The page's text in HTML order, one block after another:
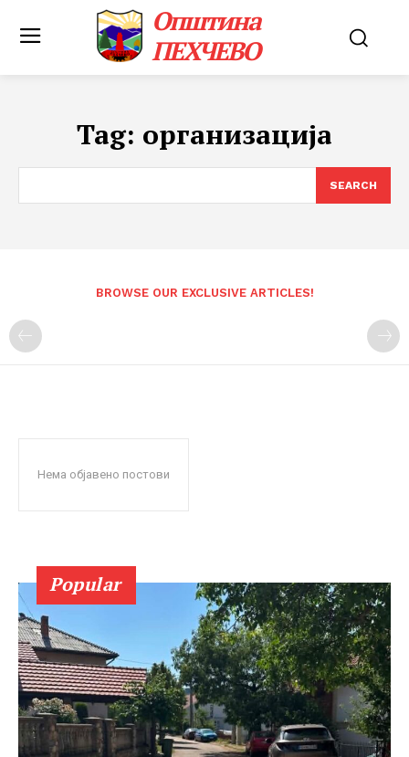
Општина
ПЕХЧЕВО
Tag: организација
SEARCH
BROWSE OUR EXCLUSIVE ARTICLES!
Нема објавено постови
Popular